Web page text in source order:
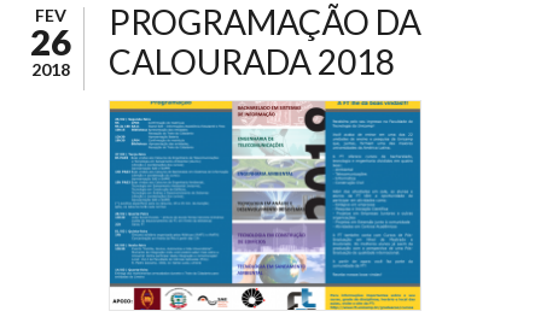
FEV
26
2018
PROGRAMAÇÃO DA
CALOURADA 2018